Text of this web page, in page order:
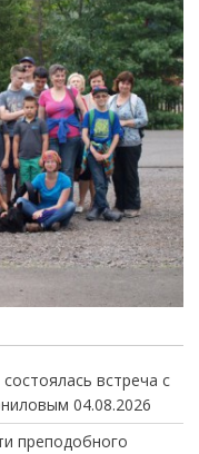
встреча с
04.08.2026
преподобного